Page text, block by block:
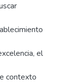
el
contexto